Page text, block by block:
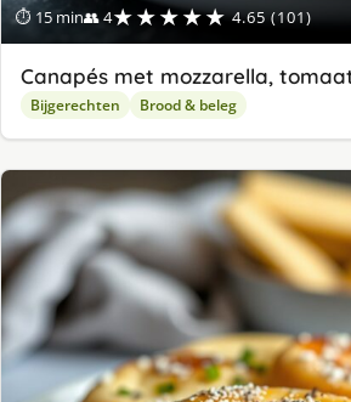
⏱ 15 min👥 4★★★★★ 4.65 (101)
Canapés met mozzarella,
Bijgerechten Brood & beleg